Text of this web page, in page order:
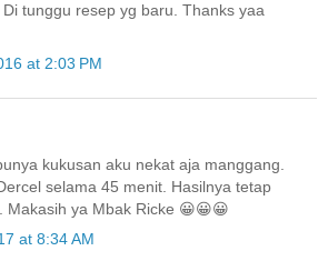
tunggu resep yg baru. Thanks yaa
at 2:03 PM
kukusan aku nekat aja manggang.
selama 45 menit. Hasilnya tetap
Makasih ya Mbak Ricke 😀😀😀
at 8:34 AM